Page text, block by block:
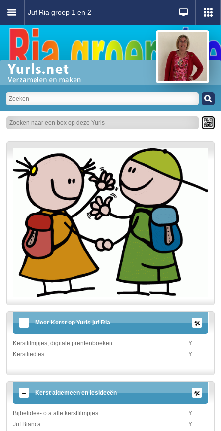
Juf Ria groep 1 en 2
Meer Kerst op Yurls juf Ria
Kerstfilmpjes, digitale prentenboeken
Y
Kerstliedjes
Y
Kerst algemeen en lesideeën
Bijbelidee- o a alle kerstfilmpjes
Y
Juf Bianca
Y